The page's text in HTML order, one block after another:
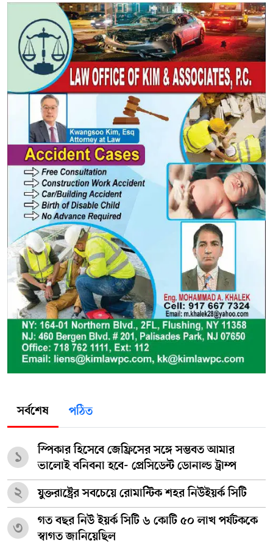
সর্বশেষ পঠিত
১
স্পিকার হিসেবে জেফ্রিসের সঙ্গে সম্ভবত আমার
ভালোই বনিবনা হবে- প্রেসিডেন্ট ডোনাল্ড ট্রাম্প
২ যুক্তরাষ্ট্রের সবচেয়ে রোমান্টিক শহর নিউইয়র্ক সিটি
৩
গত বছর নিউ ইয়র্ক সিটি ৬ কোটি ৫০ লাখ পর্যটককে
স্বাগত জানিয়েছিল